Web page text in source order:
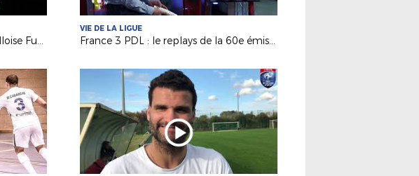
A la découverte de l'Etoile Lavalloise Futsal (D2 FFF)
VIE DE LA LIGUE
France 3 PDL : le replays de la 60e émission avec Olivier Quint